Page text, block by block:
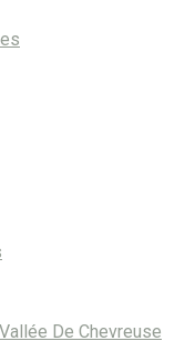
De Chevreuse